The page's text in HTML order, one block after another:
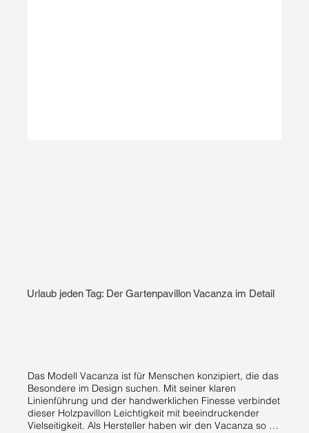
Urlaub jeden Tag: Der Gartenpavillon Vacanza im Detail
Das Modell Vacanza ist für Menschen konzipiert, die das
Besondere im Design suchen. Mit seiner klaren
Linienführung und der handwerklichen Finesse verbindet
dieser Holzpavillon Leichtigkeit mit beeindruckender
Vielseitigkeit. Als Hersteller haben wir den Vacanza so